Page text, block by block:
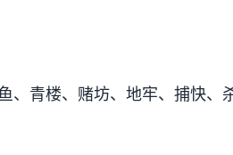
、青楼、赌坊、地牢、捕快、